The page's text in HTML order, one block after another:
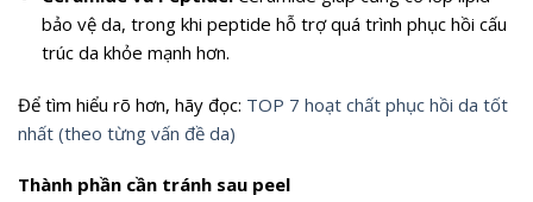
bảo vệ da, trong khi peptide hỗ trợ quá trình phục hồi cấu
trúc da khỏe mạnh hơn.
Để tìm hiểu rõ hơn, hãy đọc: TOP 7 hoạt chất phục hồi da tốt
nhất (theo từng vấn đề da)
Thành phần cần tránh sau peel